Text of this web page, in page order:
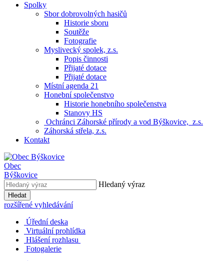
Spolky
Sbor dobrovolných hasičů
Historie sboru
Soutěže
Fotografie
Myslivecký spolek, z.s.
Popis činnosti
Přijaté dotace
Přijaté dotace
Místní agenda 21
Honební společenstvo
Historie honebního společenstva
Stanovy HS
Ochránci Záhorské přírody a vod Býškovice, z.s.
Záhorská střela, z.s.
Kontakt
Obec
Býškovice
Hledaný výraz
Hledat
rozšířené vyhledávání
Úřední deska
Virtuální prohlídka
Hlášení rozhlasu
Fotogalerie